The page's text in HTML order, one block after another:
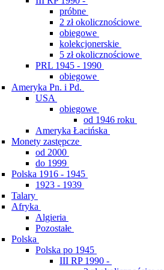
próbne
2 zł okolicznościowe
obiegowe
kolekcjonerskie
5 zł okolicznościowe
PRL 1945 - 1990
obiegowe
Ameryka Pn. i Pd.
USA
obiegowe
od 1946 roku
Ameryka Łacińska
Monety zastępcze
od 2000
do 1999
Polska 1916 - 1945
1923 - 1939
Talary
Afryka
Algieria
Pozostałe
Polska
Polska po 1945
III RP 1990 -